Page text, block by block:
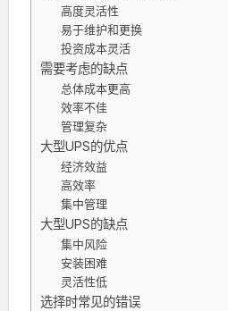
高度灵活性
易于维护和更换
投资成本灵活
需要考虑的缺点
总体成本更高
效率不佳
管理复杂
大型UPS的优点
经济效益
高效率
集中管理
大型UPS的缺点
集中风险
安装困难
灵活性低
选择时常见的错误